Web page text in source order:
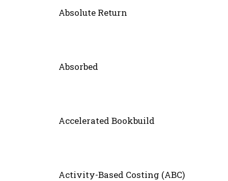
Absolute Return
Absorbed
Accelerated Bookbuild
Activity-Based Costing (ABC)